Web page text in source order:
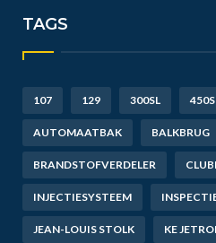
TAGS
107 129 300SL
AUTOMAATBAK BALKBRUG
BRANDSTOFVERDELER
INJECTIESYSTEEM
JEAN-LOUIS STOLK KE